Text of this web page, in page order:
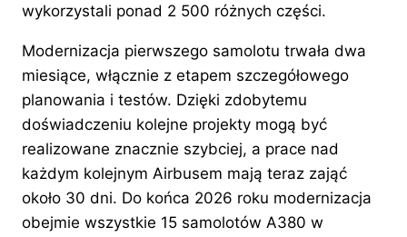
wykorzystali ponad 2 500 różnych części.
Modernizacja pierwszego samolotu trwała dwa
miesiące, włącznie z etapem szczegółowego
planowania i testów. Dzięki zdobytemu
doświadczeniu kolejne projekty mogą być
realizowane znacznie szybciej, a prace nad
każdym kolejnym Airbusem mają teraz zająć
około 30 dni. Do końca 2026 roku modernizacja
obejmie wszystkie 15 samolotów A380 w